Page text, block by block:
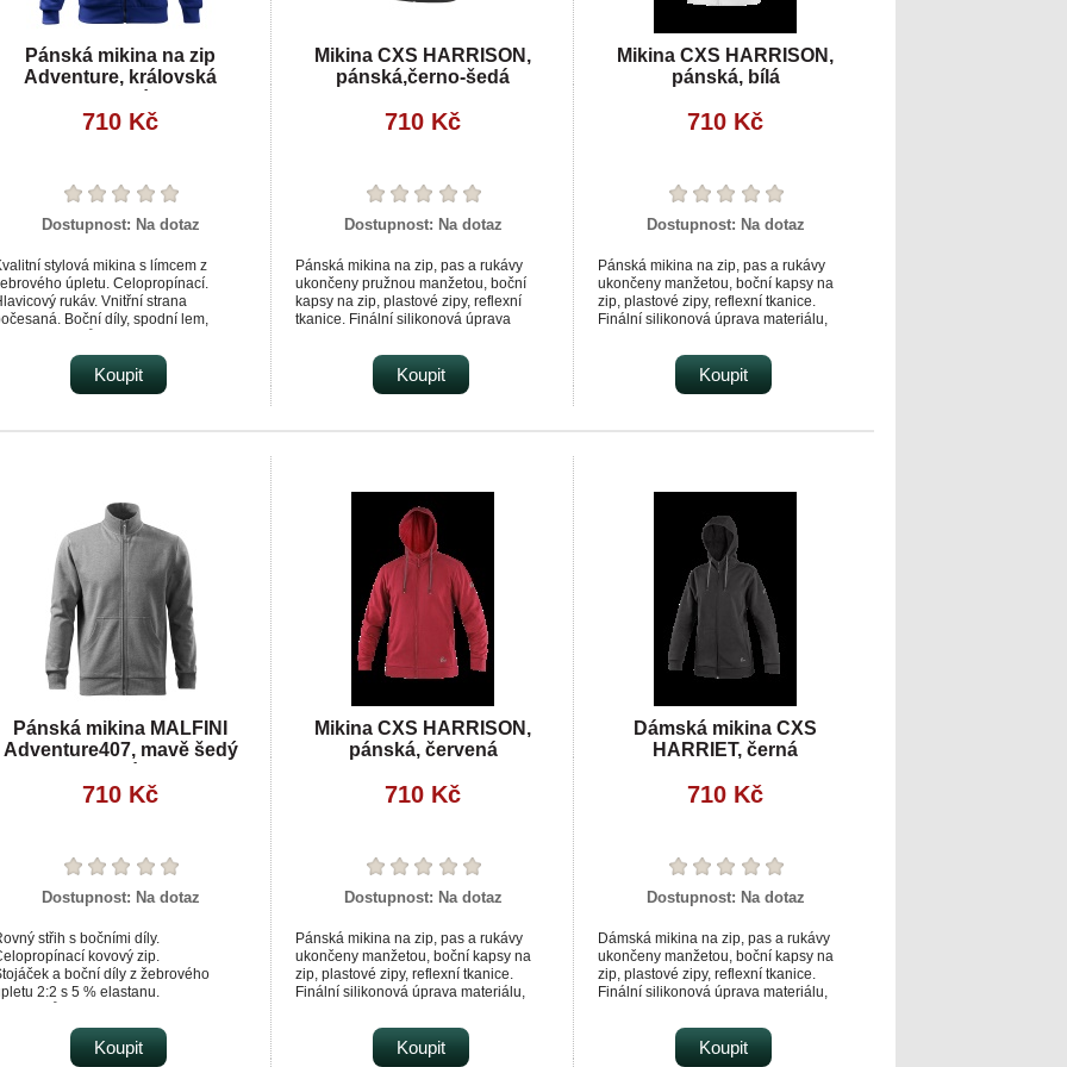
Pánská mikina na zip
Adventure, královská
710 Kč
Dostupnost: Na dotaz
stylová mikina s límcem z
úpletu. Celopropínací.
rukáv. Vnitřní strana
Boční díly, spodní lem,
žebrového úpletu. Dvě přední kapsy.
Vhodná pro potisk a výšivku.
Koupit
Mikina CXS HARRISON,
pánská,černo-šedá
710 Kč
Dostupnost: Na dotaz
Pánská mikina na zip, pas a rukávy
ukončeny pružnou manžetou, boční
kapsy na zip, plastové zipy, reflexní
tkanice. Finální silikonová úprava
a pružnost, rozměrovou stálost a
omezuje žmolkovatění. Použití v práci i
pro volný čas.
Koupit
Mikina CXS HARRISON,
pánská, bílá
710 Kč
Dostupnost: Na dotaz
Pánská mikina na zip, pas a rukávy
ukončeny manžetou, boční kapsy na
zip, plastové zipy, reflexní tkanice.
Finální silikonová úprava materiálu,
rozměrovou stálost a omezuje
žmolkovatění. Použití v práci i pro volný
čas. Vhodné pro potisk a výšivku.
Koupit
Pánská mikina MALFINI
Adventure407, mavě šedý
710 Kč
Dostupnost: Na dotaz
střih s bočními díly.
kovový zip.
a boční díly z žebrového
2:2 s 5 % elastanu.
Nakládané kapsy ve stylu klokanky.
Dolní lem, manžety a lemy kapes z
Koupit
Mikina CXS HARRISON,
pánská, červená
710 Kč
Dostupnost: Na dotaz
Pánská mikina na zip, pas a rukávy
ukončeny manžetou, boční kapsy na
zip, plastové zipy, reflexní tkanice.
Finální silikonová úprava materiálu,
rozměrovou stálost a omezuje
žmolkovatění. Použití v práci i pro volný
čas. Vhodné pro potisk a výšivku.
Koupit
Dámská mikina CXS
HARRIET, černá
710 Kč
Dostupnost: Na dotaz
Dámská mikina na zip, pas a rukávy
ukončeny manžetou, boční kapsy na
zip, plastové zipy, reflexní tkanice.
Finální silikonová úprava materiálu,
odolnost vůči zašpinění. Použití v práci
i pro volný čas. Vhodné pro potisk a
Koupit